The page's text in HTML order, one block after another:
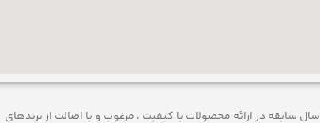
مجموعه آرمان موتور با بیش از 18 سال سابقه در ارائه محصولات با کيفيت ، مرغوب و با اصالت از برندهای